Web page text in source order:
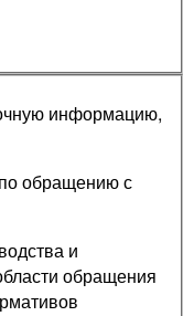
информацию,
обращению с
и
обращения